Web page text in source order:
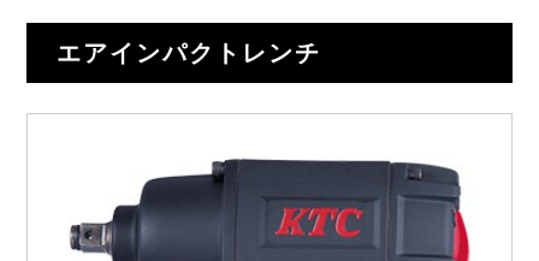
エアインパクトレンチ